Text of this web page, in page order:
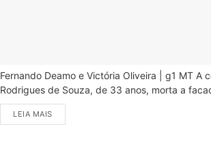
Fernando Deamo e Victória Oliveira | g1 MT A
Rodrigues de Souza, de 33 anos, morta a
LEIA MAIS